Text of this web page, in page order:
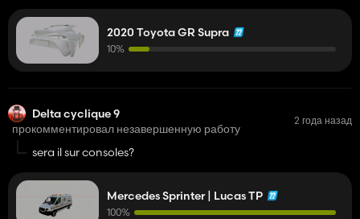
2020 Toyota GR Supra
10%
Delta cyclique 9
прокомментировал незавершенную работу
2 года назад
sera il sur consoles?
Mercedes Sprinter | Lucas TP
100%